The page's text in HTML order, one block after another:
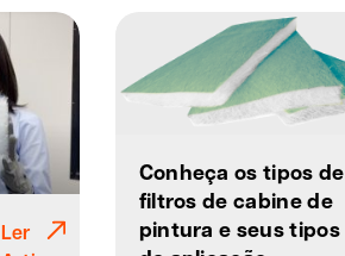
Ler
Conheça os tipos de
filtros de cabine de
pintura e seus tipos